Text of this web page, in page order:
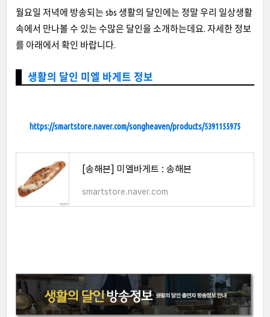
월요일 저녁에 방송되는 sbs 생활의 달인에는 정말 우리 일상생활
속에서 만나볼 수 있는 수많은 달인을 소개하는데요. 자세한 정보
를 아래에서 확인 바랍니다.
생활의 달인 미엘 바게트 정보
https://smartstore.naver.com/songheaven/products/5391155975
[송해븐] 미엘바게트 : 송해븐
smartstore.naver.com